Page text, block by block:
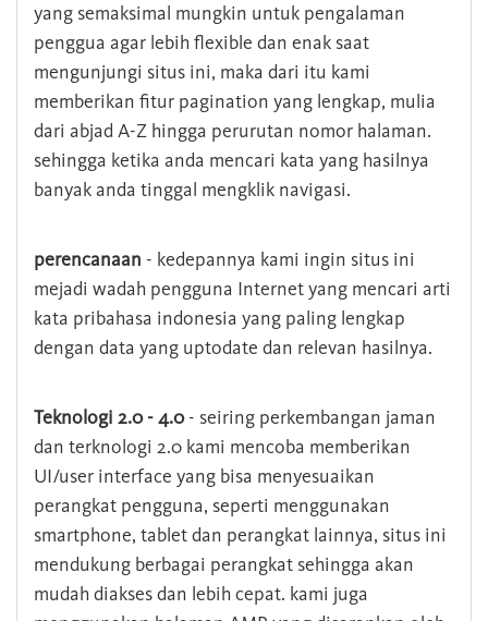
yang semaksimal mungkin untuk pengalaman
penggua agar lebih flexible dan enak saat
mengunjungi situs ini, maka dari itu kami
memberikan fitur pagination yang lengkap, mulia
dari abjad A-Z hingga perurutan nomor halaman.
sehingga ketika anda mencari kata yang hasilnya
banyak anda tinggal mengklik navigasi.
perencanaan - kedepannya kami ingin situs ini
mejadi wadah pengguna Internet yang mencari arti
kata pribahasa indonesia yang paling lengkap
dengan data yang uptodate dan relevan hasilnya.
Teknologi 2.0 - 4.0- seiring perkembangan jaman
dan terknologi 2.0 kami mencoba memberikan
UI/user interface yang bisa menyesuaikan
perangkat pengguna, seperti menggunakan
smartphone, tablet dan perangkat lainnya, situs ini
mendukung berbagai perangkat sehingga akan
mudah diakses dan lebih cepat. kami juga